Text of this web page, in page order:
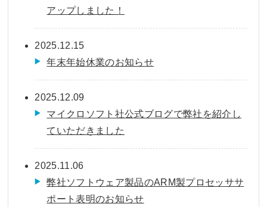
アップしました！
2025.12.15
年末年始休業のお知らせ
2025.12.09
マイクロソフト社公式ブログで弊社を紹介し
ていただきました
2025.11.06
弊社ソフトウェア製品のARM製プロセッササ
ポート表明のお知らせ